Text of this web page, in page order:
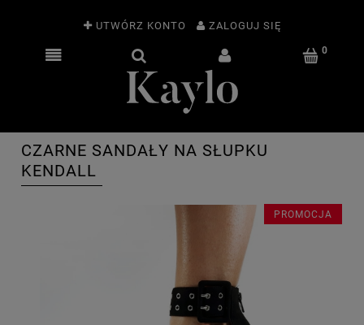
UTWÓRZ KONTO ZALOGUJ SIĘ
CZARNE SANDAŁY NA SŁUPKU
KENDALL
PROMOCJA